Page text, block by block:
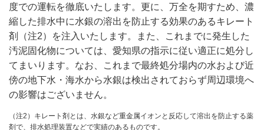
度での運転を徹底いたします。更に、万全を期すため、濃
縮した排水中に水銀の溶出を防止する効果のあるキレート
剤（注2）を注入いたします。また、これまでに発生した
汚泥固化物については、愛知県の指示に従い適正に処分し
てまいります。なお、これまで最終処分場内の水および近
傍の地下水・海水から水銀は検出されておらず周辺環境へ
の影響はございません。
（注2）キレート剤とは、水銀など重金属イオンと反応して溶出を防止する薬
剤で、排水処理装置などで実績のあるものです。